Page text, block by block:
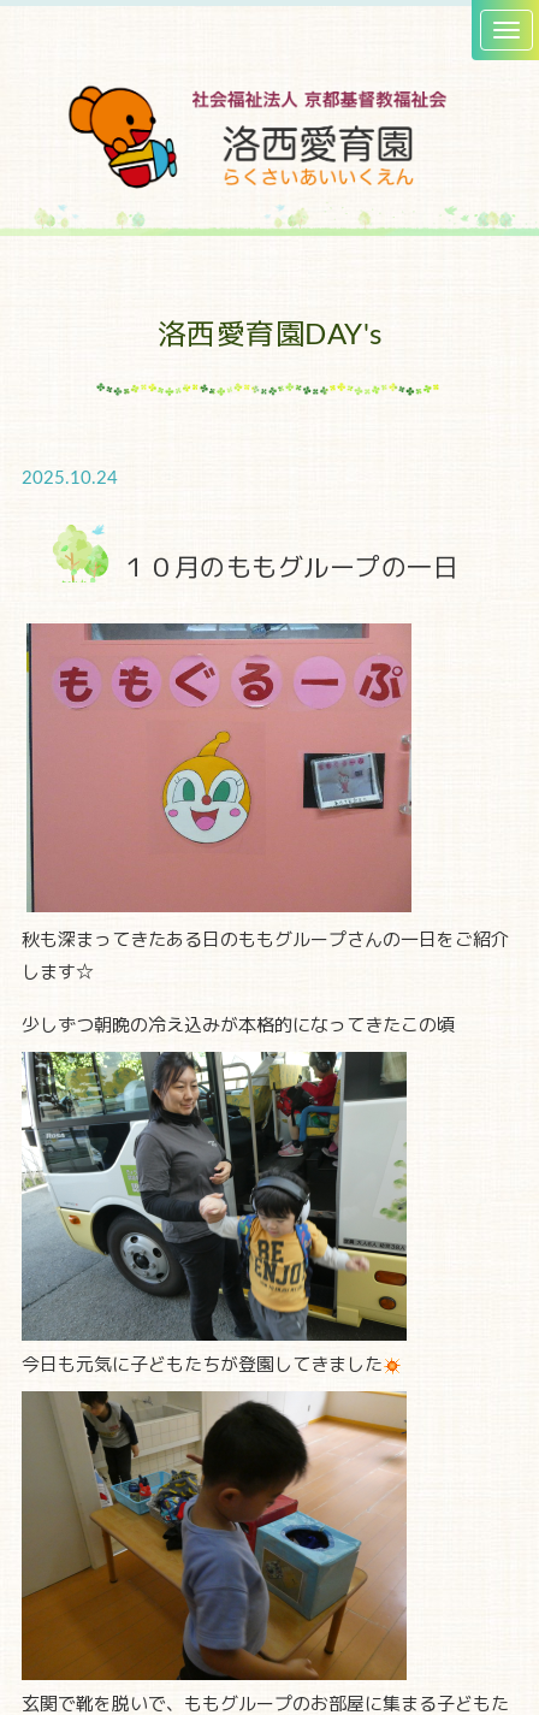
洛西愛育園DAY's
2025.10.24
１０月のももグループの一日
秋も深まってきたある日のももグループさんの一日をご紹介
します☆
少しずつ朝晩の冷え込みが本格的になってきたこの頃
今日も元気に子どもたちが登園してきました
玄関で靴を脱いで、ももグループのお部屋に集まる子どもた